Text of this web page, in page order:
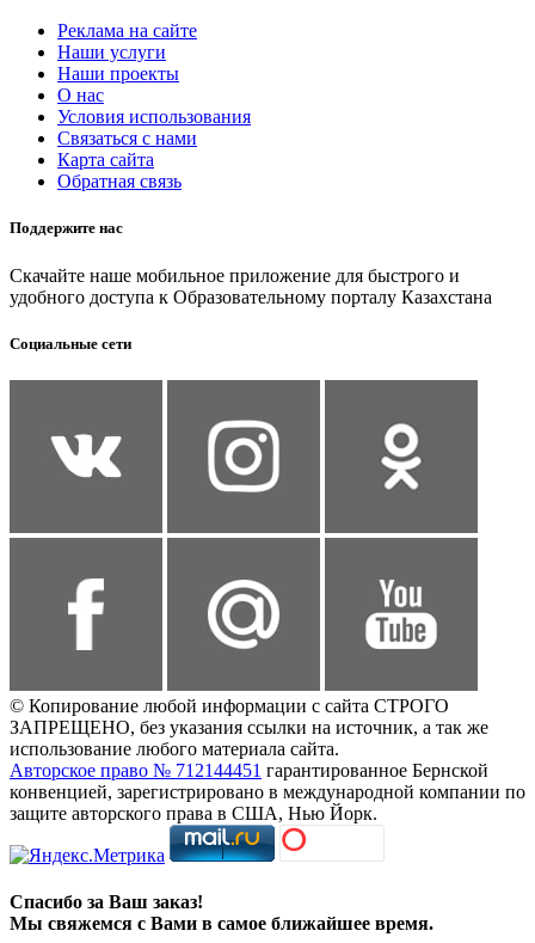
Реклама на сайте
Наши услуги
Наши проекты
О нас
Условия использования
Связаться с нами
Карта сайта
Обратная связь
Поддержите нас
Скачайте наше мобильное приложение для быстрого и
удобного доступа к Образовательному порталу Казахстана
Социальные сети
© Копирование любой информации с сайта СТРОГО
ЗАПРЕЩЕНО, без указания ссылки на источник, а так же
использование любого материала сайта.
Авторское право № 712144451 гарантированное Бернской
конвенцией, зарегистрировано в международной компании по
защите авторского права в США, Нью Йорк.
Спасибо за Ваш заказ!
Мы свяжемся с Вами в самое ближайшее время.